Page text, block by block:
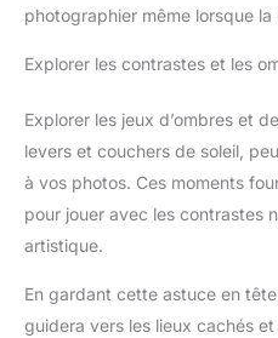
photographier même lorsque
Explorer les contrastes et les
Explorer les jeux d’ombres et
levers et couchers de soleil,
à vos photos. Ces moments
pour jouer avec les contrastes
artistique.
En gardant cette astuce en
guidera vers les lieux cachés